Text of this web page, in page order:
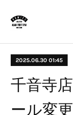
2025.06.30 01:45
千音寺
ール変